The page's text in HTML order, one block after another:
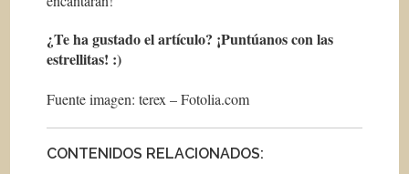
¿Te ha gustado el artículo? ¡Puntúanos con las
estrellitas! :)
Fuente imagen: terex – Fotolia.com
CONTENIDOS RELACIONADOS: